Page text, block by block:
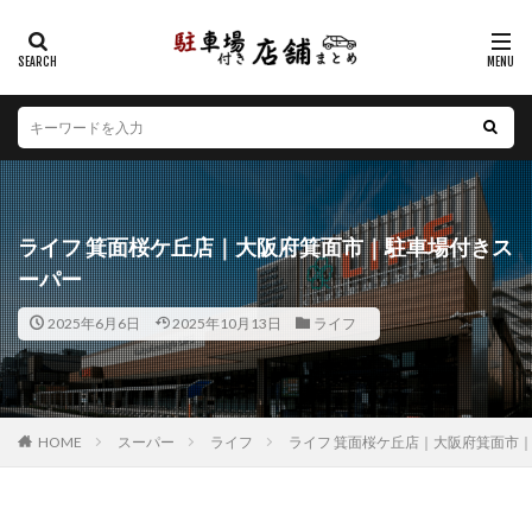
ライフ 箕面桜ケ丘店｜大阪府箕面市｜駐車場付きス
ーパー
2025年6月6日 2025年10月13日 ライフ
HOME スーパー ライフ ライフ 箕面桜ケ丘店｜大阪府箕面市
カテゴリー
エリア
北海道 青森県 岩手県 宮城県
秋田県
山形県
福島県 茨城県 栃木県
群馬県
埼玉県
千葉県 東京都 神奈川県
新潟県
山梨県
長野県 富山県 石川県
福井県
岐阜県
静岡県 愛知県 三重県
滋賀県
京都府
大阪府 兵庫県
和歌山県
鳥取県
島根県 岡山県 広島県
徳島県
香川県 愛媛県 高知県
福岡県
佐賀県
長崎県 熊本県 大分県
宮崎県